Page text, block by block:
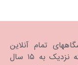
تمام آنلاین
سیسمونی و اسباب‌بازی در ایران است که نزدیک به ۱۵ سال